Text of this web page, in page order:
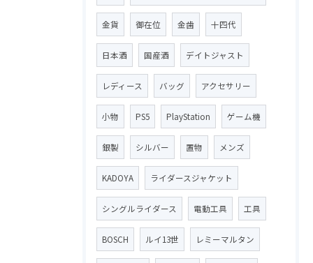
金貨 御在位 金歯 十四代
日本酒 国産酒 デイトジャスト
レディース バッグ アクセサリー
小物 PS5 PlayStation ゲーム機
銀製 シルバー 置物 メンズ
KADOYA ライダースジャケット
シングルライダース 電動工具 工具
BOSCH ルイ13世 レミーマルタン